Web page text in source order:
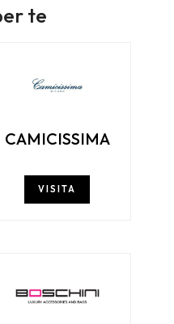
te
CAMICISSIMA
VISITA